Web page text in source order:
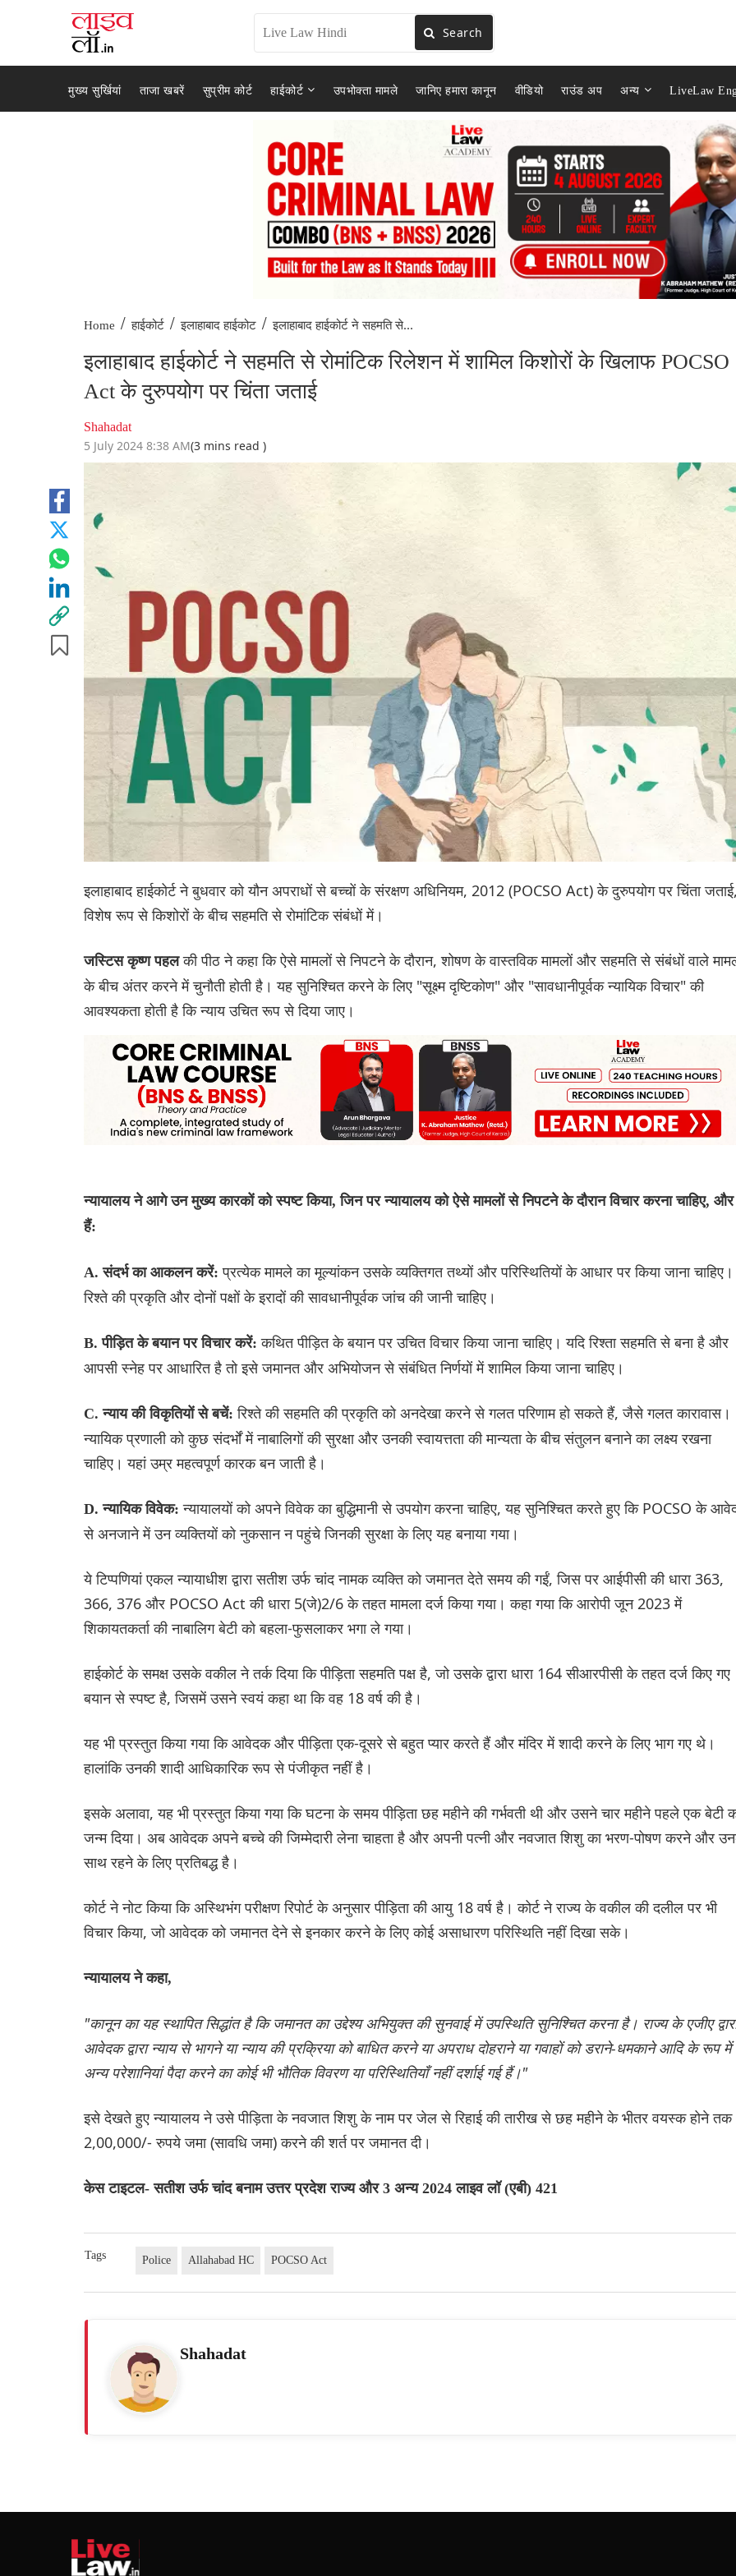
Search
मुख्य सुर्खियां ताजा खबरें सुप्रीम कोर्ट हाईकोर्ट उपभोक्ता मामले जानिए हमारा कानून वीडियो राउंड अप अन्य LiveLaw
Home / हाईकोर्ट / इलाहाबाद हाईकोट / इलाहाबाद हाईकोर्ट ने सहमति से...
इलाहाबाद हाईकोर्ट ने सहमति से रोमांटिक रिलेशन में शामिल किशोरों के खिलाफ POCSO
Act के दुरुपयोग पर चिंता जताई
Shahadat
5 July 2024 8:38 AM(3 mins read )
इलाहाबाद हाईकोर्ट ने बुधवार को यौन अपराधों से बच्चों के संरक्षण अधिनियम, 2012 (POCSO Act) के दुरुपयोग पर चिंता
विशेष रूप से किशोरों के बीच सहमति से रोमांटिक संबंधों में।
जस्टिस कृष्ण पहलकी पीठ ने कहा कि ऐसे मामलों से निपटने के दौरान, शोषण के वास्तविक मामलों और सहमति से संबंधों वाले
के बीच अंतर करने में चुनौती होती है। यह सुनिश्चित करने के लिए "सूक्ष्म दृष्टिकोण" और "सावधानीपूर्वक न्यायिक विचार" की
आवश्यकता होती है कि न्याय उचित रूप से दिया जाए।
न्यायालय ने आगे उन मुख्य कारकों को स्पष्ट किया, जिन पर न्यायालय को ऐसे मामलों से निपटने के दौरान विचार करना चाहिए,
हैं:
A. संदर्भ का आकलन करें:प्रत्येक मामले का मूल्यांकन उसके व्यक्तिगत तथ्यों और परिस्थितियों के आधार पर किया जाना चाहिए।
रिश्ते की प्रकृति और दोनों पक्षों के इरादों की सावधानीपूर्वक जांच की जानी चाहिए।
B. पीड़ित के बयान पर विचार करें: कथित पीड़ित के बयान पर उचित विचार किया जाना चाहिए। यदि रिश्ता सहमति से बना है और
आपसी स्नेह पर आधारित है तो इसे जमानत और अभियोजन से संबंधित निर्णयों में शामिल किया जाना चाहिए।
C. न्याय की विकृतियों से बचें: रिश्ते की सहमति की प्रकृति को अनदेखा करने से गलत परिणाम हो सकते हैं, जैसे गलत कारावास।
न्यायिक प्रणाली को कुछ संदर्भों में नाबालिगों की सुरक्षा और उनकी स्वायत्तता की मान्यता के बीच संतुलन बनाने का लक्ष्य रखना
चाहिए। यहां उम्र महत्वपूर्ण कारक बन जाती है।
D. न्यायिक विवेक:न्यायालयों को अपने विवेक का बुद्धिमानी से उपयोग करना चाहिए, यह सुनिश्चित करते हुए कि POCSO के
से अनजाने में उन व्यक्तियों को नुकसान न पहुंचे जिनकी सुरक्षा के लिए यह बनाया गया।
ये टिप्पणियां एकल न्यायाधीश द्वारा सतीश उर्फ ​​चांद नामक व्यक्ति को जमानत देते समय की गईं, जिस पर आईपीसी की धारा 363,
366, 376 और POCSO Act की धारा 5(जे)2/6 के तहत मामला दर्ज किया गया। कहा गया कि आरोपी जून 2023 में
शिकायतकर्ता की नाबालिग बेटी को बहला-फुसलाकर भगा ले गया।
हाईकोर्ट के समक्ष उसके वकील ने तर्क दिया कि पीड़िता सहमति पक्ष है, जो उसके द्वारा धारा 164 सीआरपीसी के तहत दर्ज किए गए
बयान से स्पष्ट है, जिसमें उसने स्वयं कहा था कि वह 18 वर्ष की है।
यह भी प्रस्तुत किया गया कि आवेदक और पीड़िता एक-दूसरे से बहुत प्यार करते हैं और मंदिर में शादी करने के लिए भाग गए थे।
हालांकि उनकी शादी आधिकारिक रूप से पंजीकृत नहीं है।
इसके अलावा, यह भी प्रस्तुत किया गया कि घटना के समय पीड़िता छह महीने की गर्भवती थी और उसने चार महीने पहले एक बेटी
जन्म दिया। अब आवेदक अपने बच्चे की जिम्मेदारी लेना चाहता है और अपनी पत्नी और नवजात शिशु का भरण-पोषण करने और
साथ रहने के लिए प्रतिबद्ध है।
कोर्ट ने नोट किया कि अस्थिभंग परीक्षण रिपोर्ट के अनुसार पीड़िता की आयु 18 वर्ष है। कोर्ट ने राज्य के वकील की दलील पर भी
विचार किया, जो आवेदक को जमानत देने से इनकार करने के लिए कोई असाधारण परिस्थिति नहीं दिखा सके।
न्यायालय ने कहा,
"कानून का यह स्थापित सिद्धांत है कि जमानत का उद्देश्य अभियुक्त की सुनवाई में उपस्थिति सुनिश्चित करना है। राज्य के एजीए
आवेदक द्वारा न्याय से भागने या न्याय की प्रक्रिया को बाधित करने या अपराध दोहराने या गवाहों को डराने-धमकाने आदि के रूप में
अन्य परेशानियां पैदा करने का कोई भी भौतिक विवरण या परिस्थितियाँ नहीं दर्शाई गई हैं।"
इसे देखते हुए न्यायालय ने उसे पीड़िता के नवजात शिशु के नाम पर जेल से रिहाई की तारीख से छह महीने के भीतर वयस्क होने तक
2,00,000/- रुपये जमा (सावधि जमा) करने की शर्त पर जमानत दी।
केस टाइटल- सतीश उर्फ ​​चांद बनाम उत्तर प्रदेश राज्य और 3 अन्य 2024 लाइव लॉ (एबी) 421
Tags Police Allahabad HC POCSO Act
Shahadat